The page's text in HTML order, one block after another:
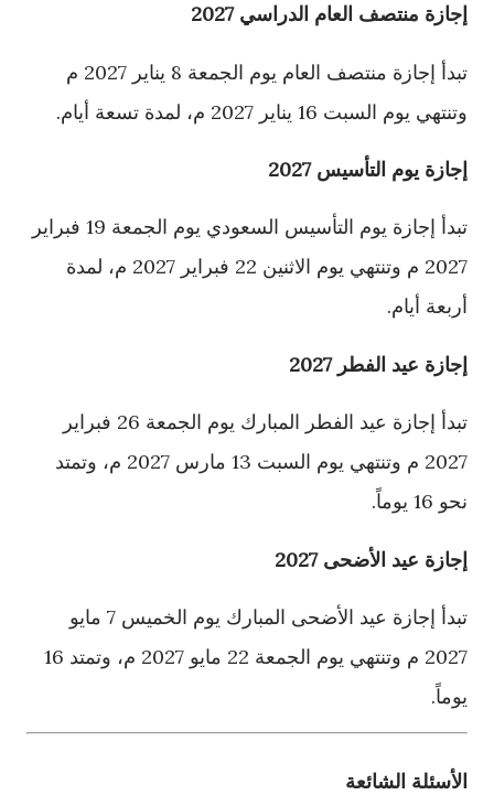
إجازة منتصف العام الدراسي 2027
تبدأ إجازة منتصف العام يوم الجمعة 8 يناير 2027 م
وتنتهي يوم السبت 16 يناير 2027 م، لمدة تسعة أيام.
إجازة يوم التأسيس 2027
تبدأ إجازة يوم التأسيس السعودي يوم الجمعة 19 فبراير
2027 م وتنتهي يوم الاثنين 22 فبراير 2027 م، لمدة
أربعة أيام.
إجازة عيد الفطر 2027
تبدأ إجازة عيد الفطر المبارك يوم الجمعة 26 فبراير
2027 م وتنتهي يوم السبت 13 مارس 2027 م، وتمتد
نحو 16 يوماً.
إجازة عيد الأضحى 2027
تبدأ إجازة عيد الأضحى المبارك يوم الخميس 7 مايو
2027 م وتنتهي يوم الجمعة 22 مايو 2027 م، وتمتد 16
يوماً.
الأسئلة الشائعة